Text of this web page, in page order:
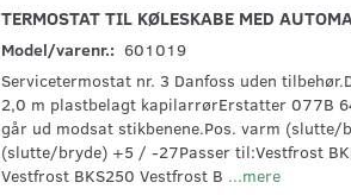
TERMOSTAT TIL KØLESKABE MED
Model/varenr.: 601019
Servicetermostat nr. 3 Danfoss uden
2,0 m plastbelagt kapilarrørErstatter 077B
går ud modsat stikbenene.Pos. varm
(slutte/bryde) +5 / -27Passer til:Vestfrost
Vestfrost BKS250 Vestfrost B ...mere